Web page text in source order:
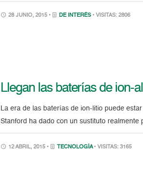
28 JUNIO, 2015 • DE INTERÉS • VISITAS: 2806
Llegan las baterías de ion-
La era de las baterías de ion-litio puede
Stanford ha dado con un sustituto realmente
12 ABRIL, 2015 • TECNOLOGÍA • VISITAS: 3165